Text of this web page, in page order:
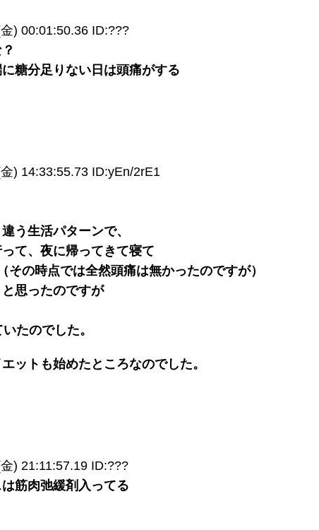
) 00:01:50.36 ID:???
糖分足りない日は頭痛がする
) 14:33:55.73 ID:yEn/2rE1
う生活パターンで、
て、夜に帰ってきて寝て
の時点では全然頭痛は無かったのですが）
思ったのですが
たのでした。
ットも始めたところなのでした。
) 21:11:57.19 ID:???
筋肉弛緩剤入ってる